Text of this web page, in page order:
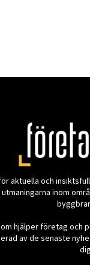
aktuella och
inom
hjälper företag
av de senaste